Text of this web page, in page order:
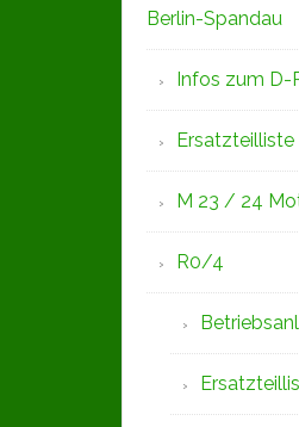
Berlin-Spandau
Infos zum D-
M 23 / 24
R0/4